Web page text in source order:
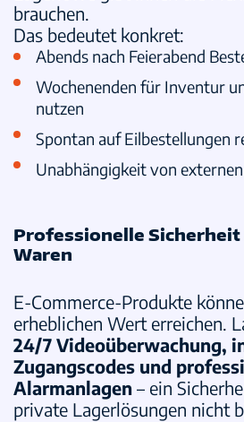
brauchen.
Das bedeutet konkret:
Abends nach Feierabend
Wochenenden für Inventur
nutzen
Spontan auf Eilbestellungen
Unabhängigkeit von
Professionelle
Waren
E-Commerce-Produkte
erheblichen Wert erreichen.
24/7 Videoüberwachung,
Zugangscodes und
Alarmanlagen – ein
private Lagerlösungen nicht